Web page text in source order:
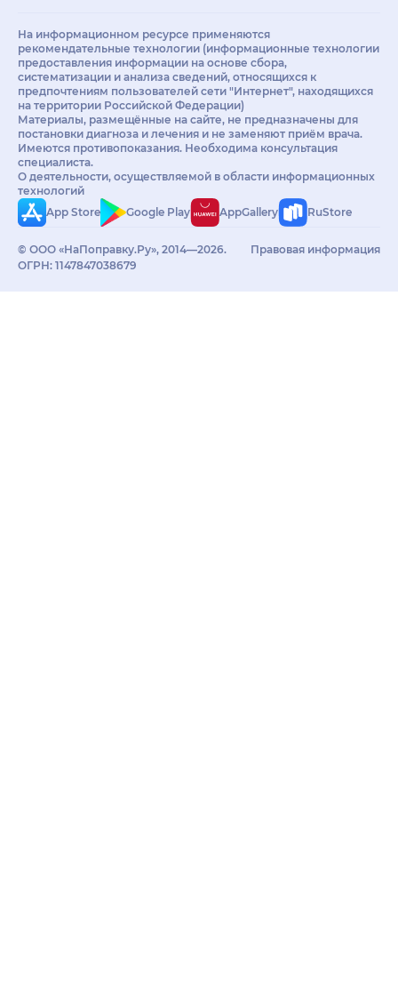
На информационном ресурсе применяются
рекомендательные технологии (информационные технологии
предоставления информации на основе сбора,
систематизации и анализа сведений, относящихся к
предпочтениям пользователей сети "Интернет", находящихся
на территории Российской Федерации)
Материалы, размещённые на сайте, не предназначены для
постановки диагноза и лечения и не заменяют приём врача.
Имеются противопоказания. Необходима консультация
специалиста.
О деятельности, осуществляемой в области информационных
технологий
App Store
Google Play AppGallery RuStore
© ООО «НаПоправку.Ру», 2014—2026.
ОГРН: 1147847038679
Правовая информация